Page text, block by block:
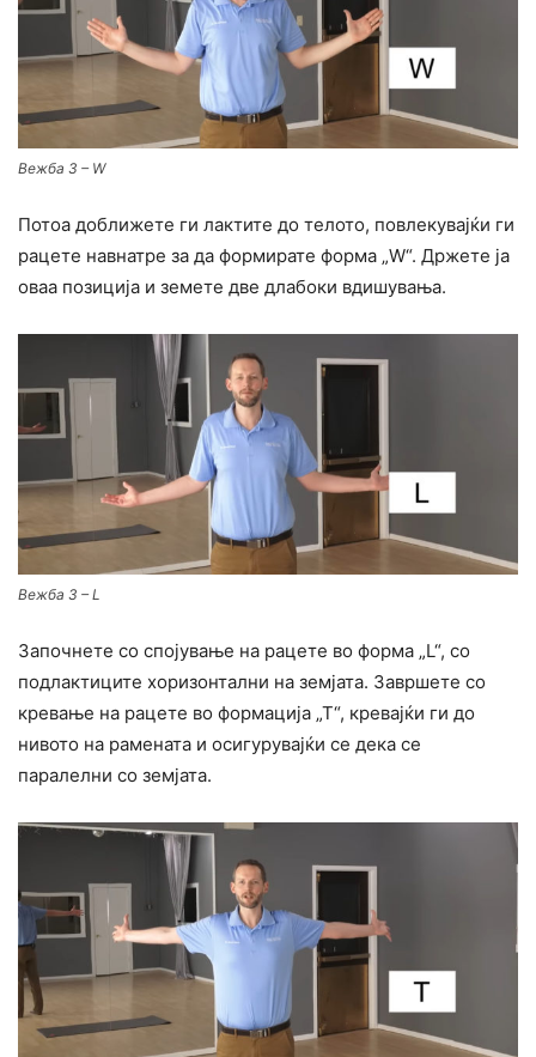
Вежба 3 – W
Потоа доближете ги лактите до телото, повлекувајќи ги
рацете навнатре за да формирате форма „W“. Држете ја
оваа позиција и земете две длабоки вдишувања.
Вежба 3 – L
Започнете со спојување на рацете во форма „L“, со
подлактиците хоризонтални на земјата. Завршете со
кревање на рацете во формација „Т“, кревајќи ги до
нивото на рамената и осигурувајќи се дека се
паралелни со земјата.